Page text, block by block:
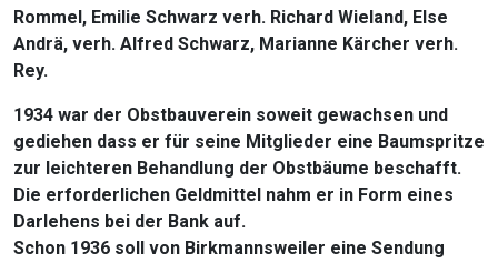
Rommel, Emilie Schwarz verh. Richard Wieland, Else
Andrä, verh. Alfred Schwarz, Marianne Kärcher verh.
Rey.
1934 war der Obstbauverein soweit gewachsen und
gediehen dass er für seine Mitglieder eine Baumspritze
zur leichteren Behandlung der Obstbäume beschafft.
Die erforderlichen Geldmittel nahm er in Form eines
Darlehens bei der Bank auf.
Schon 1936 soll von Birkmannsweiler eine Sendung